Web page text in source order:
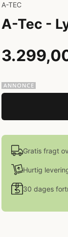
A-TEC
A-Tec -
Gratis fragt
Hurtig
30 dages